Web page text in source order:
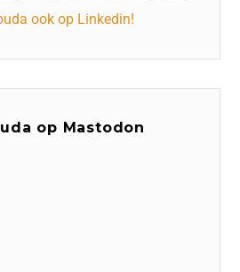
ook op Linkedin!
op Mastodon